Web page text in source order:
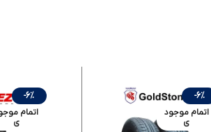
-6%
اتمام موجود
ی
-6%
اتمام
ی